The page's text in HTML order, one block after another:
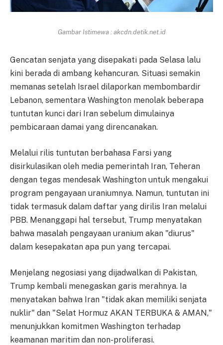
Gambar Istimewa : akcdn.detik.net.id
Gencatan senjata yang disepakati pada Selasa lalu
kini berada di ambang kehancuran. Situasi semakin
memanas setelah Israel dilaporkan membombardir
Lebanon, sementara Washington menolak beberapa
tuntutan kunci dari Iran sebelum dimulainya
pembicaraan damai yang direncanakan.
Melalui rilis tuntutan berbahasa Farsi yang
disirkulasikan oleh media pemerintah Iran, Teheran
dengan tegas mendesak Washington untuk mengakui
program pengayaan uraniumnya. Namun, tuntutan ini
tidak termasuk dalam daftar yang dirilis Iran melalui
PBB. Menanggapi hal tersebut, Trump menyatakan
bahwa masalah pengayaan uranium akan "diurus"
dalam kesepakatan apa pun yang tercapai.
Menjelang negosiasi yang dijadwalkan di Pakistan,
Trump kembali menegaskan garis merahnya. Ia
menyatakan bahwa Iran "tidak akan memiliki senjata
nuklir" dan "Selat Hormuz AKAN TERBUKA & AMAN,"
menunjukkan komitmen Washington terhadap
keamanan maritim dan non-proliferasi.